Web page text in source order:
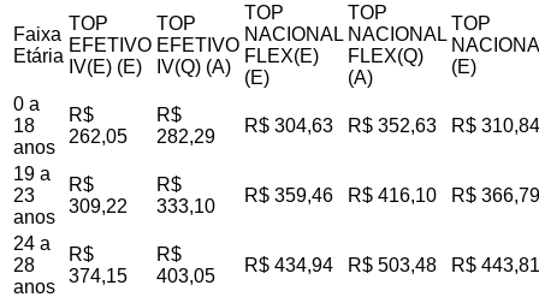
Faixa
Etária
TOP
EFETIVO
IV(E) (E)
TOP
EFETIVO
IV(Q) (A)
TOP
NACIONAL
FLEX(E)
(E)
TOP
NACIONAL
FLEX(Q)
(A)
TOP
(E)
0 a
18
anos
R$
262,05
R$
282,29
R$ 304,63 R$ 352,63 R$ 310,84
19 a
23
anos
R$
309,22
R$
333,10
R$ 359,46 R$ 416,10 R$ 366,79
24 a
28
anos
R$
374,15
R$
403,05
R$ 434,94 R$ 503,48 R$ 443,81